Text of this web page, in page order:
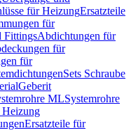
für HeizungErsatzteile
für
FittingsAbdichtungen für
für
für
Sets Schraube
Geberit
MLSystemrohre
Heizung
Ersatzteile für